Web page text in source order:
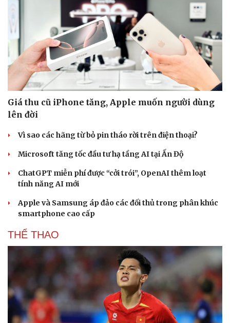
Giá thu cũ iPhone tăng, Apple muốn người dùng
lên đời
Vì sao các hãng từ bỏ pin tháo rời trên điện thoại?
Microsoft tăng tốc đầu tư hạ tầng AI tại Ấn Độ
ChatGPT miễn phí được “cởi trói”, OpenAI thêm loạt
tính năng AI mới
Apple và Samsung áp đảo các đối thủ trong phân khúc
smartphone cao cấp
THỂ THAO